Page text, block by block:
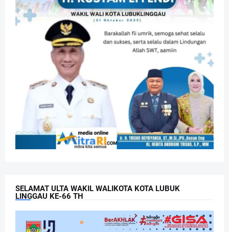
SELAMAT ULTA WAKIL WALIKOTA KOTA LUBUK
LINGGAU KE-66 TH